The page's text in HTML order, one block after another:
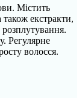
Містить
також екстракти,
Регулярне
волосся.